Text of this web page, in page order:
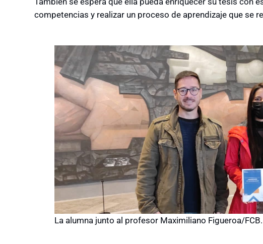
competencias y realizar un proceso de aprendizaje que se
La alumna junto al profesor Maximiliano Figueroa/FCB.